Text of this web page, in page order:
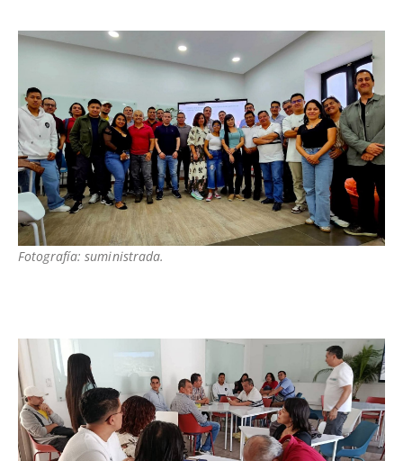
Fotografía: suministrada.